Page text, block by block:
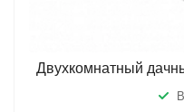
Двухкомнатный